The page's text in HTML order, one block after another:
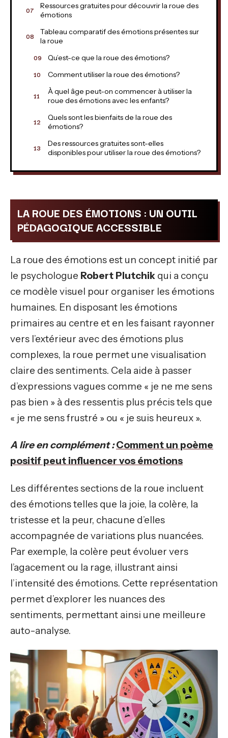
Ressources gratuites pour découvrir la roue des
émotions
Tableau comparatif des émotions présentes sur
la roue
Qu’est-ce que la roue des émotions?
Comment utiliser la roue des émotions?
À quel âge peut-on commencer à utiliser la
roue des émotions avec les enfants?
Quels sont les bienfaits de la roue des
émotions?
Des ressources gratuites sont-elles
disponibles pour utiliser la roue des émotions?
LA ROUE DES ÉMOTIONS : UN OUTIL
PÉDAGOGIQUE ACCESSIBLE
La roue des émotions est un concept initié par
le psychologue Robert Plutchik qui a conçu
ce modèle visuel pour organiser les émotions
humaines. En disposant les émotions
primaires au centre et en les faisant rayonner
vers l’extérieur avec des émotions plus
complexes, la roue permet une visualisation
claire des sentiments. Cela aide à passer
d’expressions vagues comme « je ne me sens
pas bien » à des ressentis plus précis tels que
« je me sens frustré » ou « je suis heureux ».
A lire en complément : Comment un poème
positif peut influencer vos émotions
Les différentes sections de la roue incluent
des émotions telles que la joie, la colère, la
tristesse et la peur, chacune d’elles
accompagnée de variations plus nuancées.
Par exemple, la colère peut évoluer vers
l’agacement ou la rage, illustrant ainsi
l’intensité des émotions. Cette représentation
permet d’explorer les nuances des
sentiments, permettant ainsi une meilleure
auto-analyse.